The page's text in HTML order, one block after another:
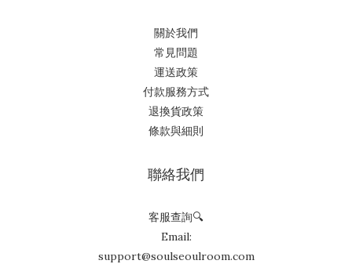
關於我們
常見問題
運送政策
付款服務方式
退換貨政策
條款與細則
聯絡我們
客服查詢🔍
Email:
support@soulseoulroom.com